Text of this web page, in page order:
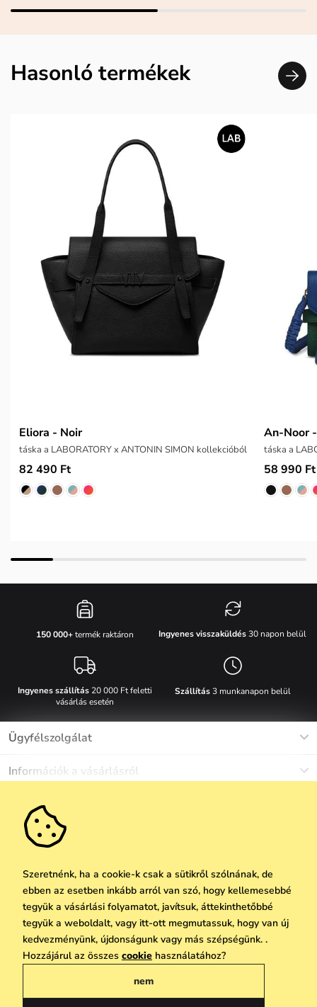
Hasonló termékek
Eliora - Noir
táska a LABORATORY x ANTONIN SIMON kollekcióból
82 490 Ft
An-Noor
táska a
58 990 Ft
150 000+termék raktáron Ingyenes visszaküldés30 napon belül
Ingyenes szállítás20 000 Ft feletti
vásárlás esetén
Szállítás3 munkanapon belül
Ügyfélszolgálat
+36 1 808 9989
Információk a vásárlásról
Gyakori kérdések
Anyagok és karbantartás
Visszaküldés és reklamáció
Egyéb információk
Rólunk
Karrier
Ajándék utalványok
Vállalatok számára
We Care
Vuchlook
Üzletek
Praha
Ne maradj le semmiről!
Feliratkozni
A személyes adatok védelmének alapelveiitt
Copyright © 2026 Vuch s.r.o. Minden jog fenntartva. Technikailag biztosítja
Simplia.cz
Szeretnénk, ha a cookie-k csak a sütikről szólnának, de
ebben az esetben inkább arról van szó, hogy kellemesebbé
tegyük a vásárlási folyamatot, javítsuk, áttekinthetőbbé
tegyük a weboldalt, vagy itt-ott megmutassuk, hogy van új
kedvezményünk, újdonságunk vagy más szépségünk. .
Hozzájárul az összes cookie használatához?
nem